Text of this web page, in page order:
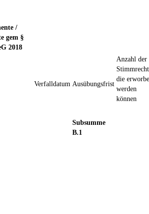
/
gem §
2018
Verfalldatum Ausübungsfrist
Anzahl der
die
werden
können
Subsumme
B.1